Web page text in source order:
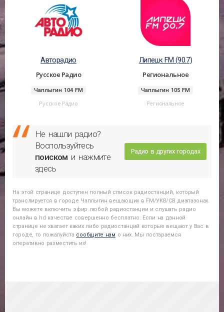
Авторадио
Русское Радио
Чаплыгин 104 FM
Русское Радио
Липецк FM (90.7)
Региональное
Чаплыгин 105 FM
Региональное
Не нашли радио?
Воспользуйтесь
поиском и нажмите
здесь
Радио в других городах
На этой странице доступен полный список радиостанций, который
транслируется в городе Чаплыгин вещающих в FM/УКВ/СВ диапазонах.
Вы можете включить эфир любой радиостанции и слушать радио
онлайн в hd качестве совершенно бесплатно. Если на данной
странице не хватает каких либо радиостанций которые вещают у Вас в
городе, то пожалуйста сообщите нам о них. Мы постараемся
оперативно разместить их!